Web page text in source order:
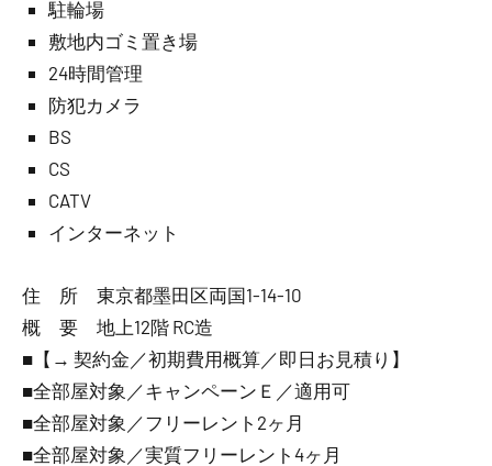
駐輪場
敷地内ゴミ置き場
24時間管理
防犯カメラ
BS
CS
CATV
インターネット
住 所 東京都墨田区両国1-14-10
概 要 地上12階 RC造
■【→ 契約金／初期費用概算／即日お見積り】
■全部屋対象／キャンペーンＥ／適用可
■全部屋対象／フリーレント2ヶ月
■全部屋対象／実質フリーレント4ヶ月